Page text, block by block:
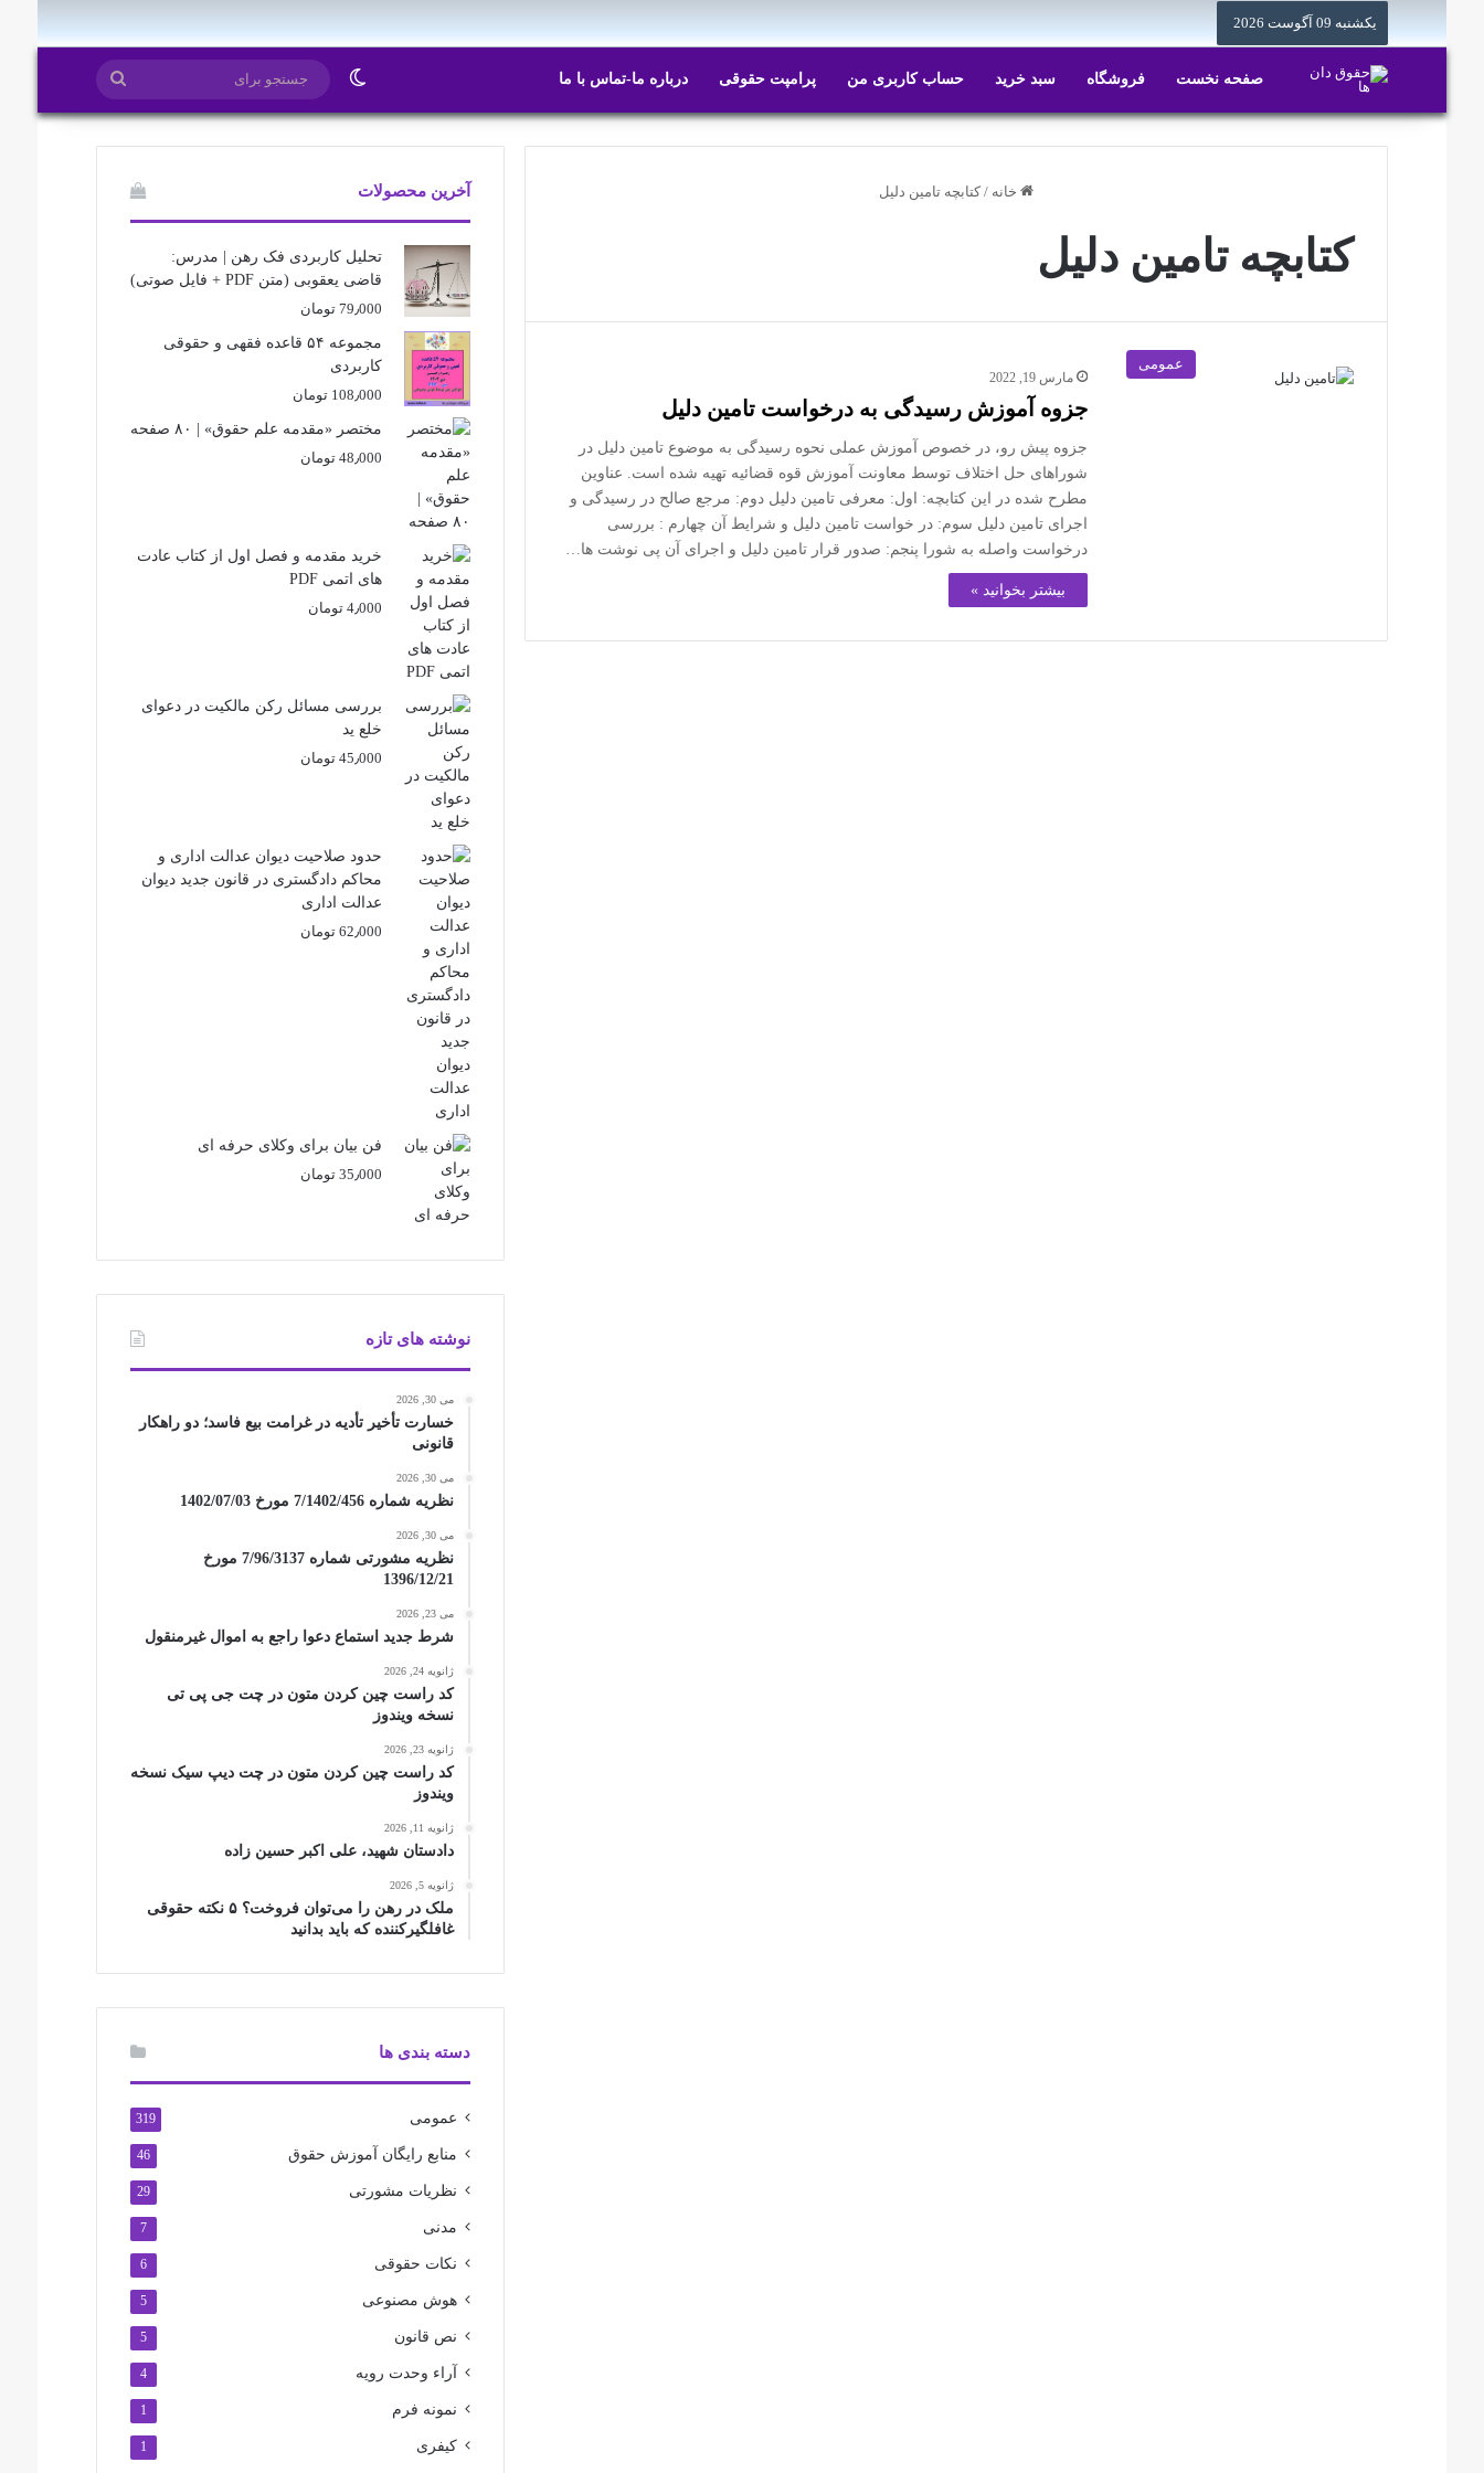
یکشنبه 09 آگوست 2026
صفحه نخست فروشگاه سبد خرید حساب کاربری من پرامپت حقوقی درباره ما-تماس با ما تغییر پوسته جستجو
برای
خانه / کتابچه تامین دلیل
کتابچه تامین دلیل
عمومی
مارس 19, 2022
جزوه آموزش رسیدگی به درخواست تامین دلیل
جزوه پیش رو، در خصوص آموزش عملی نحوه رسیدگی به موضوع تامین دلیل در
شوراهای حل اختلاف توسط معاونت آموزش قوه قضائیه تهیه شده است. عناوین
مطرح شده در این کتابچه: اول: معرفی تامین دلیل دوم: مرجع صالح در رسیدگی و
اجرای تامین دلیل سوم: در خواست تامین دلیل و شرایط آن چهارم : بررسی
درخواست واصله به شورا پنجم: صدور قرار تامین دلیل و اجرای آن پی نوشت ها…
بیشتر بخوانید »
آخرین محصولات
تحلیل کاربردی فک رهن | مدرس:
قاضی یعقوبی (متن PDF + فایل صوتی)
79٫000 تومان
مجموعه ۵۴ قاعده فقهی و حقوقی
کاربردی
108٫000 تومان
مختصر «مقدمه علم حقوق» | ۸۰ صفحه
48٫000 تومان
خرید مقدمه و فصل اول از کتاب عادت
های اتمی PDF
4٫000 تومان
بررسی مسائل رکن مالکیت در دعوای
خلع ید
45٫000 تومان
حدود صلاحیت دیوان عدالت اداری و
محاکم دادگستری در قانون جدید دیوان
عدالت اداری
62٫000 تومان
فن بیان برای وکلای حرفه ای
35٫000 تومان
نوشته های تازه
می 30, 2026
خسارت تأخیر تأدیه در غرامت بیع فاسد؛ دو راهکار
قانونی
می 30, 2026
نظریه شماره 7/1402/456 مورخ 1402/07/03
می 30, 2026
نظریه مشورتی شماره 7/96/3137 مورخ
1396/12/21
می 23, 2026
شرط جدید استماع دعوا راجع به اموال غیرمنقول
ژانویه 24, 2026
کد راست چین کردن متون در چت جی پی تی
نسخه ویندوز
ژانویه 23, 2026
کد راست چین کردن متون در چت دیپ سیک نسخه
ویندوز
ژانویه 11, 2026
دادستان شهید، علی اکبر حسین زاده
ژانویه 5, 2026
ملک در رهن را می‌توان فروخت؟ ۵ نکته حقوقی
غافلگیرکننده که باید بدانید
دسته بندی ها
عمومی 319
منابع رایگان آموزش حقوق 46
نظریات مشورتی 29
مدنی 7
نکات حقوقی 6
هوش مصنوعی 5
نص قانون 5
آراء وحدت رویه 4
نمونه فرم 1
کیفری 1